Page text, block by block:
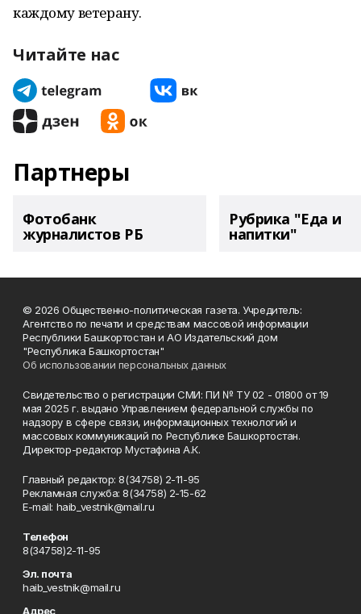
каждому ветерану.
Читайте нас
Партнеры
Фотобанк
журналистов РБ
Рубрика "Еда и
напитки"
© 2026 Общественно-политическая газета. Учредитель:
Агентство по печати и средствам массовой информации
Республики Башкортостан и АО Издательский дом
"Республика Башкортостан"
Об использовании персональных данных
Свидетельство о регистрации СМИ: ПИ № ТУ 02 - 01800 от 19
мая 2025 г. выдано Управлением федеральной службы по
надзору в сфере связи, информационных технологий и
массовых коммуникаций по Республике Башкортостан.
Директор-редактор Мустафина А.К.
Главный редактор: 8(34758) 2-11-95
Рекламная служба: 8(34758) 2-15-62
Е-mаil: haib_vestnik@mail.ru
Телефон
8(34758)2-11-95
Эл. почта
haib_vestnik@mail.ru
Адрес